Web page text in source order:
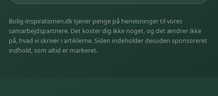
Bolig-inspirationen.dk tjener penge på henvisninger til vores
samarbejdspartnere. Det koster dig ikke noget, og det ændrer ikke
på, hvad vi skriver i artiklerne. Siden indeholder desuden sponsoreret
indhold, som altid er markeret.